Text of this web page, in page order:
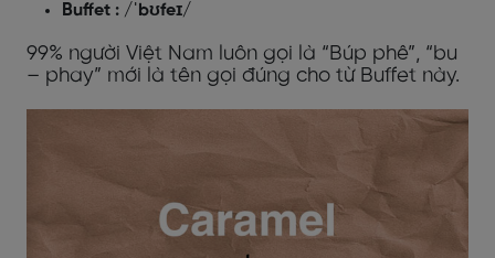
Buffet : /ˈbʊfeɪ/
99% người Việt Nam luôn gọi là “Búp phê”, “bu
– phay” mới là tên gọi đúng cho từ Buffet này.